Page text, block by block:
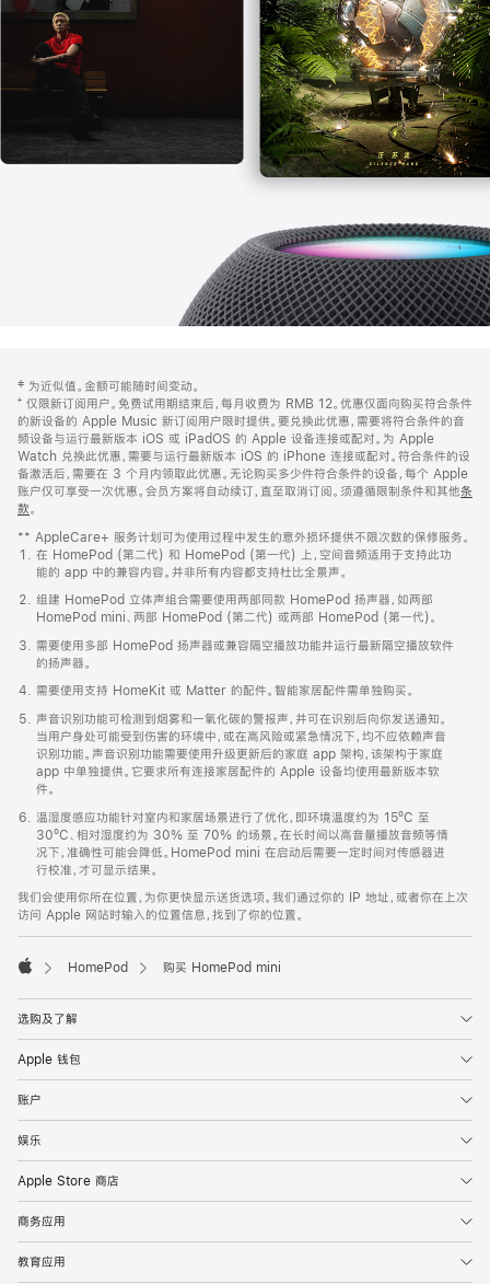
页
页
脚
注
‡ 为近似值。金额可能随时间变动。
⁺ 仅限新订阅用户。免费试用期结束后，每月收费为 RMB 12。优惠仅面向购买符合条件
的新设备的 Apple Music 新订阅用户限时提供。要兑换此优惠，需要将符合条件的音
频设备与运行最新版本 iOS 或 iPadOS 的 Apple 设备连接或配对。为 Apple
Watch 兑换此优惠，需要与运行最新版本 iOS 的 iPhone 连接或配对。符合条件的设
备激活后，需要在 3 个月内领取此优惠。无论购买多少件符合条件的设备，每个 Apple
账户仅可享受一次优惠。会员方案将自动续订，直至取消订阅。须遵循限制条件和其他条
款。
窗
口
中
打
开)
** AppleCare+ 服务计划可为使用过程中发生的意外损坏提供不限次数的保修服务。
在 HomePod (第二代) 和 HomePod (第一代) 上，空间音频适用于支持此功
能的 app 中的兼容内容。并非所有内容都支持杜比全景声。
组建 HomePod 立体声组合需要使用两部同款 HomePod 扬声器，如两部
HomePod mini、两部 HomePod (第二代) 或两部 HomePod (第一代)。
需要使用多部 HomePod 扬声器或兼容隔空播放功能并运行最新隔空播放软件
的扬声器。
需要使用支持 HomeKit 或 Matter 的配件。智能家居配件需单独购买。
声音识别功能可检测到烟雾和一氧化碳的警报声，并可在识别后向你发送通知。
当用户身处可能受到伤害的环境中，或在高风险或紧急情况下，均不应依赖声音
识别功能。声音识别功能需要使用升级更新后的家庭 app 架构，该架构于家庭
app 中单独提供。它要求所有连接家居配件的 Apple 设备均使用最新版本软
件。
温湿度感应功能针对室内和家居场景进行了优化，即环境温度约为 15ºC 至
30ºC、相对湿度约为 30% 至 70% 的场景。在长时间以高音量播放音频等情
况下，准确性可能会降低。HomePod mini 在启动后需要一定时间对传感器进
行校准，才可显示结果。
我们会使用你所在位置，为你更快显示送货选项。我们通过你的 IP 地址，或者你在上次
访问 Apple 网站时输入的位置信息，找到了你的位置。
HomePod 购买 HomePod mini
选购及了解
Apple 钱包
账户
娱乐
Apple Store 商店
商务应用
教育应用